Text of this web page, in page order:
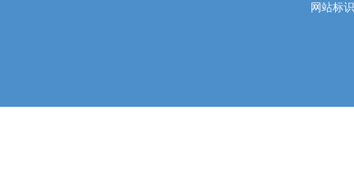
网站标